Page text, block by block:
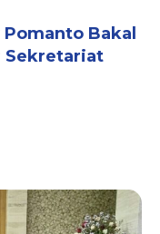
Bakal
Sekretariat